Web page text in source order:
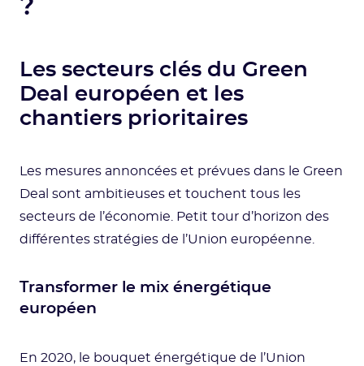
?
Les secteurs clés du Green
Deal européen et les
chantiers prioritaires
Les mesures annoncées et prévues dans le Green
Deal sont ambitieuses et touchent tous les
secteurs de l’économie. Petit tour d’horizon des
différentes stratégies de l’Union européenne.
Transformer le mix énergétique
européen
En 2020, le bouquet énergétique de l’Union